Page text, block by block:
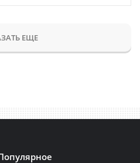
ЕЩЕ